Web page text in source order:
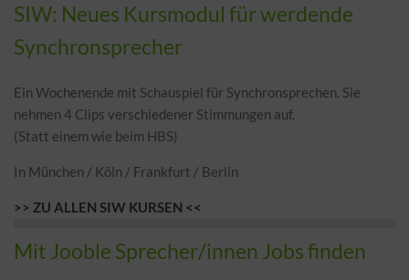
SIW: Neues Kursmodul für werdende
Synchronsprecher
Ein Wochenende mit Schauspiel für Synchronsprechen. Sie
nehmen 4 Clips verschiedener Stimmungen auf.
(Statt einem wie beim HBS)
In München / Köln / Frankfurt / Berlin
>> ZU ALLEN SIW KURSEN <<
Mit Jooble Sprecher/innen Jobs finden